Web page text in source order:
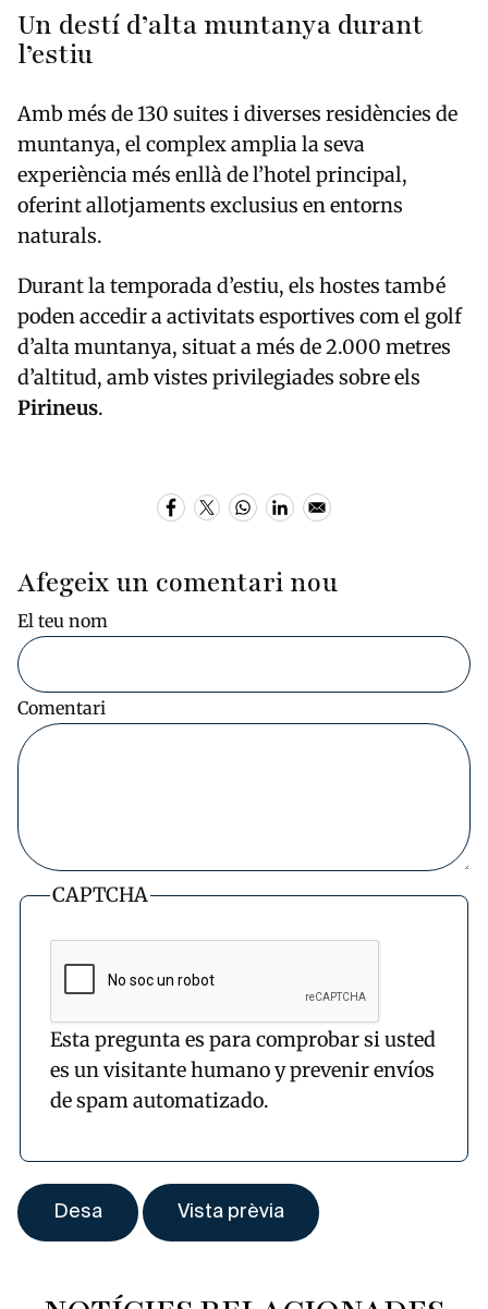
Un destí d’alta muntanya durant
l’estiu
Amb més de 130 suites i diverses residències de
muntanya, el complex amplia la seva
experiència més enllà de l’hotel principal,
oferint allotjaments exclusius en entorns
naturals.
Durant la temporada d’estiu, els hostes també
poden accedir a activitats esportives com el golf
d’alta muntanya, situat a més de 2.000 metres
d’altitud, amb vistes privilegiades sobre els
Pirineus.
Afegeix un comentari nou
El teu nom
Comentari
CAPTCHA
Esta pregunta es para comprobar si usted
es un visitante humano y prevenir envíos
de spam automatizado.